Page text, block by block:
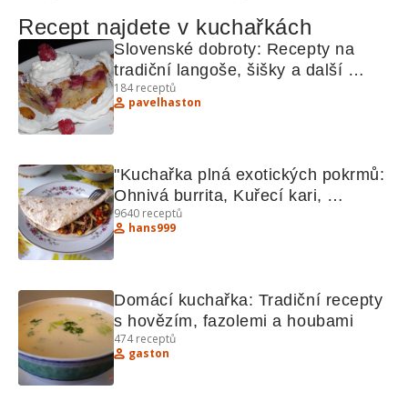
Recept najdete v kuchařkách
Slovenské dobroty: Recepty na
tradiční langoše, šišky a další
lahůdky
184receptů
pavelhaston
"Kuchařka plná exotických pokrmů:
Ohnivá burrita, Kuřecí kari,
Hradečtí votroci"
9640 receptů
hans999
Domácí kuchařka: Tradiční recepty
s hovězím, fazolemi a houbami
474receptů
gaston